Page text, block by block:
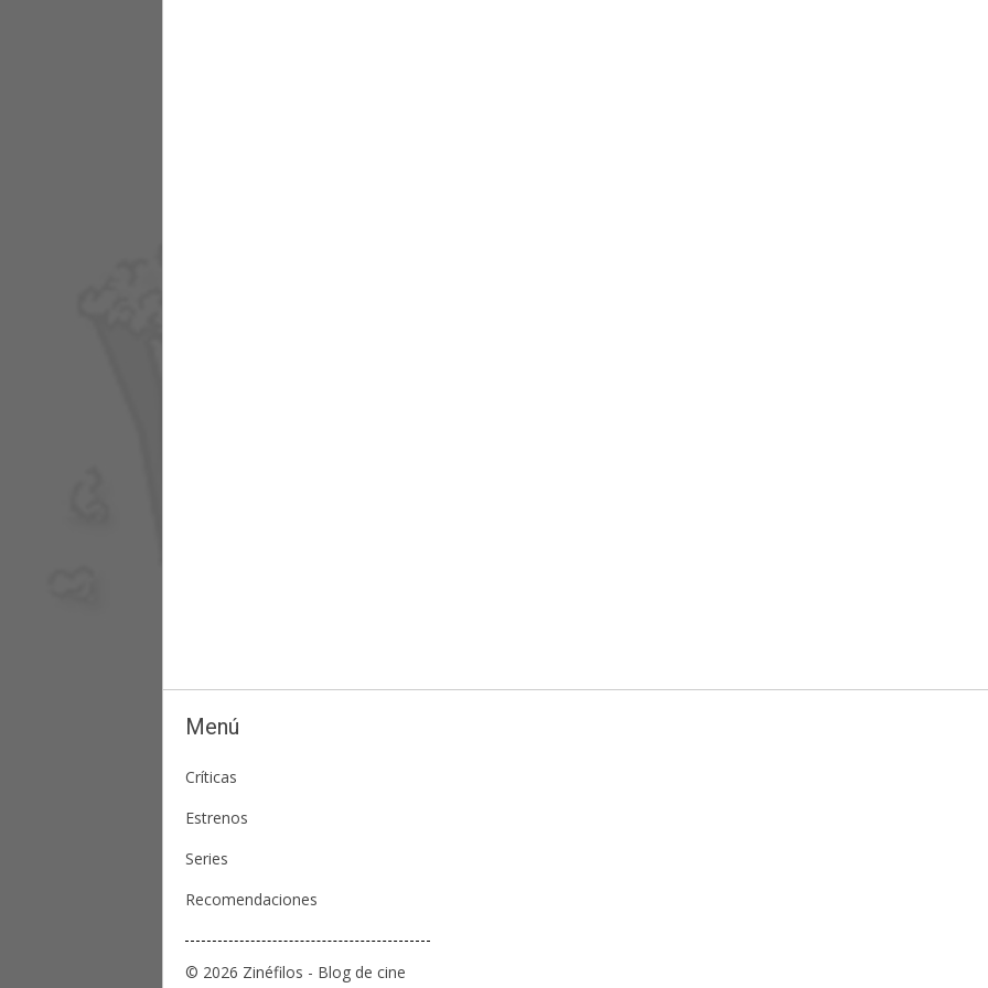
Menú
Críticas
Estrenos
Series
Recomendaciones
© 2026 Zinéfilos - Blog de cine